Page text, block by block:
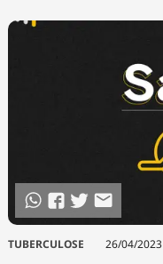
TUBERCULOSE 26/04/